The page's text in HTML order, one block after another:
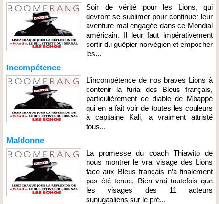
Soir de vérité pour les Lions, qui
devront se sublimer pour continuer leur
aventure mal engagée dans ce Mondial
américain. Il leur faut impérativement
sortir du guêpier norvégien et empocher
les...
Incompétence
L’incompétence de nos braves Lions à
contenir la furia des Bleus français,
particulièrement ce diable de Mbappé
qui en a fait voir de toutes les couleurs
à capitaine Kali, a vraiment attristé
tous...
Maldonne
La promesse du coach Thiawito de
nous montrer le vrai visage des Lions
face aux Bleus français n’a finalement
pas été tenue. Bien vrai toutefois que
les visages des 11 acteurs
sunugaaliens sur le pré...